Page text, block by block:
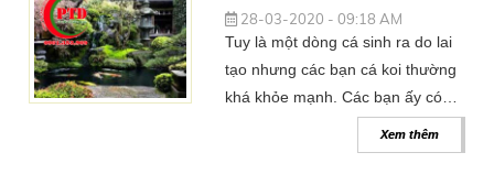
28-03-2020 - 09:18 AM
Tuy là một dòng cá sinh ra do lai
tạo nhưng các bạn cá koi thường
khá khỏe mạnh. Các bạn ấy có
Xem thêm